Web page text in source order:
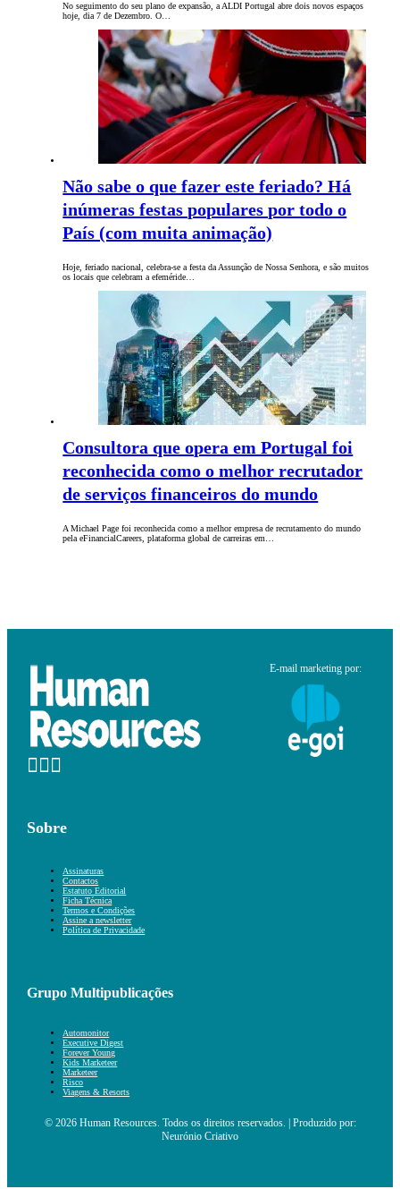
No seguimento do seu plano de expansão, a ALDI Portugal abre dois novos espaços
hoje, dia 7 de Dezembro. O…
Não sabe o que fazer este feriado? Há
inúmeras festas populares por todo o
País (com muita animação)
Hoje, feriado nacional, celebra-se a festa da Assunção de Nossa Senhora, e são muitos
os locais que celebram a efeméride…
Consultora que opera em Portugal foi
reconhecida como o melhor recrutador
de serviços financeiros do mundo
A Michael Page foi reconhecida como a melhor empresa de recrutamento do mundo
pela eFinancialCareers, plataforma global de carreiras em…
E-mail marketing por:
Sobre
Assinaturas
Contactos
Estatuto Editorial
Ficha Técnica
Termos e Condições
Assine a newsletter
Política de Privacidade
Grupo Multipublicações
Automonitor
Executive Digest
Forever Young
Kids Marketeer
Marketeer
Risco
Viagens & Resorts
© 2026 Human Resources. Todos os direitos reservados. | Produzido por:
Neurónio Criativo